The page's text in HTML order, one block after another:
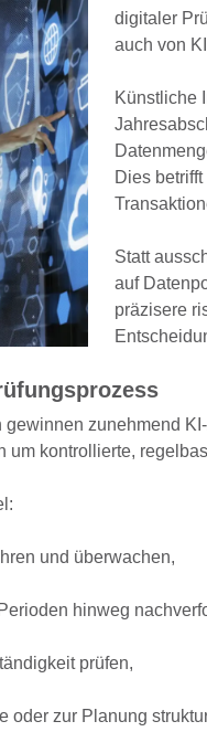
digitaler
auch von
Künstliche
Dies
Statt
auf
präzisere
gewinnen zunehmend
um kontrollierte,
und überwachen,
hinweg
prüfen,
oder zur Planung